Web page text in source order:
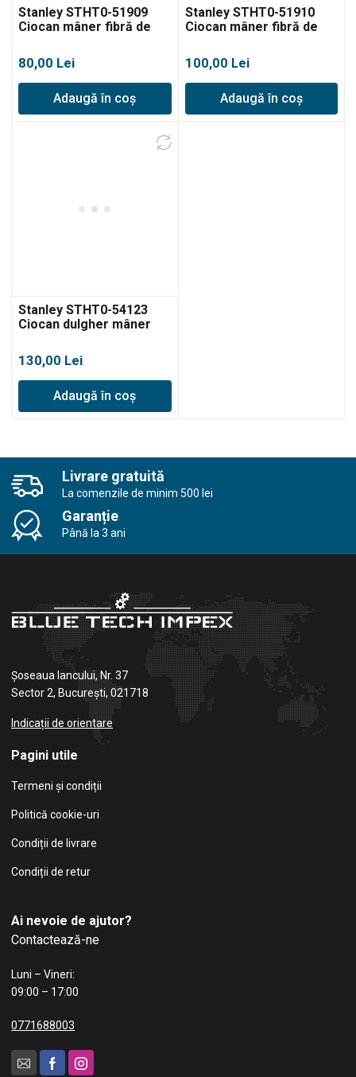
Stanley STHT0-51909
Ciocan mâner fibră de
80,00 Lei
Adaugă în coș
Stanley STHT0-51910
Ciocan mâner fibră de
100,00 Lei
Adaugă în coș
Stanley STHT0-54123
Ciocan dulgher mâner
130,00 Lei
Adaugă în coș
Livrare gratuită
La comenzile de minim 500 lei
Garanție
Până la 3 ani
Șoseaua Iancului, Nr. 37
Sector 2, București, 021718
Indicații de orientare
Pagini utile
Termeni și condiții
Politică cookie-uri
Condiții de livrare
Condiții de retur
Ai nevoie de ajutor?
Contactează-ne
Luni – Vineri:
09:00 – 17:00
0771688003